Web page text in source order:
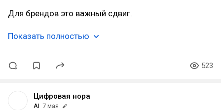
Для брендов это важный сдвиг.
Показать полностью
523
Цифровая нора
AI 7 мая